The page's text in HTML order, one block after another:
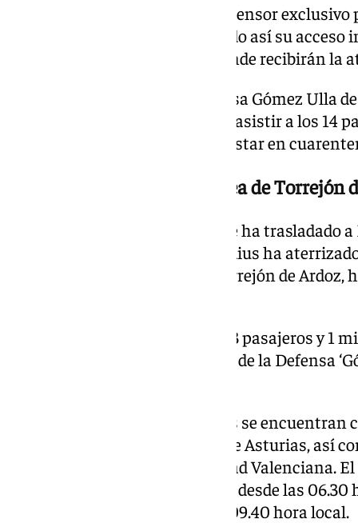
Asimismo, se dispone de un ascensor
presenten síntomas, asegurando así su
aislamiento en la planta 22, donde recibirán la
El Hospital Central de la Defensa Gómez Ulla
personal con 90 personas para asistir a los 14
MV Hondius, que tendrán que estar en
Un aterrizaje en la base aérea de Torrejón
El avión del Ejército del Aire que ha trasladado
españoles del crucero MV Hondius ha
domingo en la base aérea de Torrejón de
Los 14 ciudadanos españoles, 13 pasajeros y 1
trasladados al Hospital Central de la Defensa
Entre los españoles repatriados se
de Madrid, tres del Principado de Asturias, así
de Galicia y otra de la Comunidad Valenciana.
pasajeros del crucero, fondeado desde las
Granadilla, comenzó sobre las 09.40 hora local.